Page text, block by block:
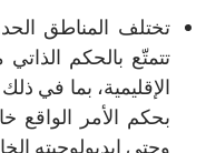
تختلف المناطق
تتمتّع بالحكم
الإقليمية، بما في
بحكم الأمر
وحتى إيديولوجيته